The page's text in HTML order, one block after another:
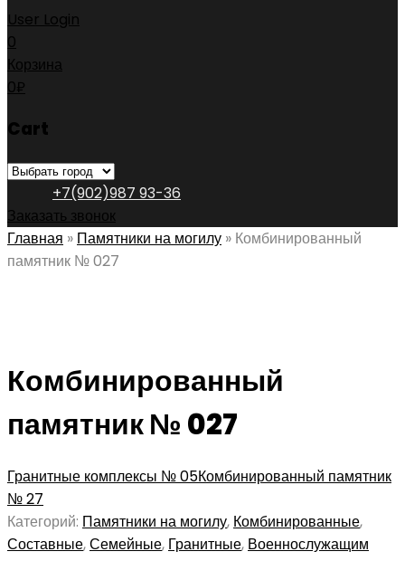
User Login
0
Корзина
0₽
Cart
+7(902)987 93-36
Заказать звонок
Главная » Памятники на могилу » Комбинированный
памятник № 027
Комбинированный
памятник № 027
Гранитные комплексы № 05Комбинированный памятник
№ 27
Категорий: Памятники на могилу, Комбинированные,
Составные,Семейные, Гранитные, Военнослужащим